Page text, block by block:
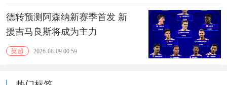
德转预测阿森纳新赛季首发 新
援吉马良斯将成为主力
英超 2026-08-09 00:59